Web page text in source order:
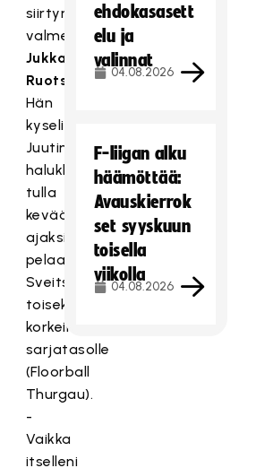
siirtynyt
valmentaja
Jukka
Ruotsalainen.
Hän
kyseli
Juutin
halukkuutta
tulla
kevään
ajaksi
pelaamaan
Sveitsin
toiseksi
korkeimmalle
sarjatasolle
(Floorball
Thurgau).
-
Vaikka
itselleni
ehdokasasett
elu ja
valinnat
04.08.2026
F-liigan alku
häämöttää:
Avauskierrok
set syyskuun
toisella
viikolla
04.08.2026